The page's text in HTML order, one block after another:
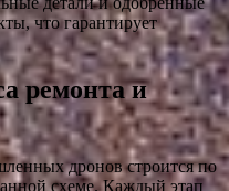
что гарантирует
ремонта и
дронов строится по
схеме. Каждый этап